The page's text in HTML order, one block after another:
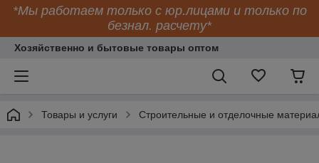
*Мы работаем только с юр.лицами и только по
безнал. расчету*
Хозяйственно и бытовые товары оптом
Товары и услуги Строительные и отделочные